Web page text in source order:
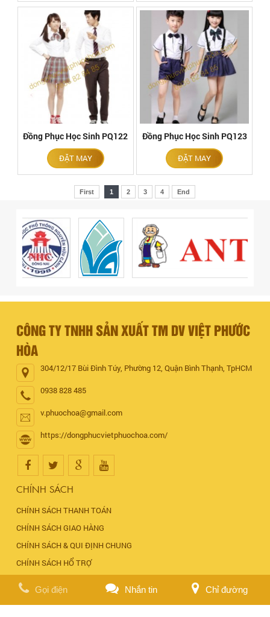
Đồng Phục Học Sinh PQ122
ĐẶT MAY
Đồng Phục Học Sinh PQ123
ĐẶT MAY
First 1 2 3 4 End
CÔNG TY TNHH SẢN XUẤT TM DV VIỆT PHƯỚC
HÒA
304/12/17 Bùi Đình Túy, Phường 12, Quận Bình Thạnh, TpHCM
0938 828 485
v.phuochoa@gmail.com
https://dongphucvietphuochoa.com/
CHÍNH SÁCH
CHÍNH SÁCH THANH TOÁN
CHÍNH SÁCH GIAO HÀNG
CHÍNH SÁCH & QUI ĐỊNH CHUNG
CHÍNH SÁCH HỔ TRỢ
ĐẶT HÀNG ONLINE
Gọi điện Nhắn tin Chỉ đường